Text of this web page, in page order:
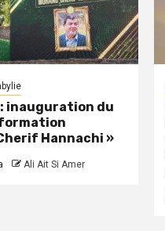
: inauguration du
Hannachi »
Ali Ait Si Amer